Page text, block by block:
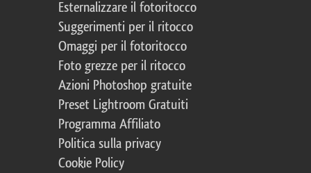
Esternalizzare il fotoritocco
Suggerimenti per il ritocco
Omaggi per il fotoritocco
Foto grezze per il ritocco
Azioni Photoshop gratuite
Preset Lightroom Gratuiti
Programma Affiliato
Politica sulla privacy
Cookie Policy